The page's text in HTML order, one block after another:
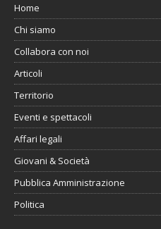
Home
Chi siamo
Collabora con noi
Articoli
Territorio
Eventi e spettacoli
Affari legali
Giovani & Società
Pubblica Amministrazione
Politica